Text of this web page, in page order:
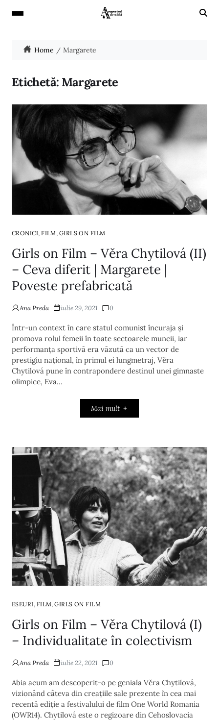
Home Margarete
Etichetă: Margarete
CRONICI,FILM , GIRLS ON FILM
Girls on Film – Věra Chytilová (II)
– Ceva diferit | Margarete |
Poveste prefabricată
Ana Preda iulie 29, 2021 0
Într-un context în care statul comunist încuraja și
promova rolul femeii în toate sectoarele muncii, iar
performanța sportivă era văzută ca un vector de
prestigiu național, în primul ei lungmetraj, Věra
Chytilová pune în contrapondere destinul unei gimnaste
olimpice, Eva…
Mai mult
ESEURI, FILM,GIRLS ON FILM
Girls on Film – Věra Chytilová (I)
– Individualitate în colectivism
Ana Preda iulie 22, 2021 0
Abia acum am descoperit-o pe geniala Věra Chytilová,
vizionând câteva din creațiile sale prezente în cea mai
recentă ediție a festivalului de film One World Romania
(OWR14). Chytilová este o regizoare din Cehoslovacia